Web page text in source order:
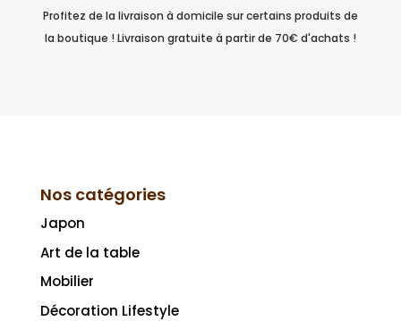
Profitez de la livraison à domicile sur certains produits de
la boutique ! Livraison gratuite à partir de 70€ d'achats !
Nos catégories
Japon
Art de la table
Mobilier
Décoration Lifestyle